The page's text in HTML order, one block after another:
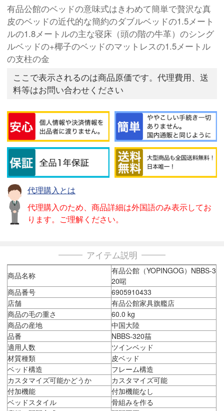
有品公館のベッドの意味式はきわめて簡単で贅沢な真
皮のベッドの近代的な簡約のダブルベッドの1.5メート
ルの1.8メートルの主な寝床（頭の階の牛革）のシング
ルベッドの+椰子のベッドのマットレスの1.5メートル
の支柱の金
ここで表示されるのは商品原価です。代理費用、送
料等はお問い合わせください
代理購入とは
代理購入のため、商品詳細は外国語のみ表示してお
ります。ご理解ください。
アイテム説明
商品名称
有品公館（YOPINGOG）NBBS-3
20啱
商品番号
6905910433
店舗
有品公館家具旗艦店
商品の毛の重さ
60.0 kg
商品の産地
中国大陸
品番
NBBS-320菗
適用人数
ツインベッド
材質種類
皮ベッド
ベッド構造
フレーム構造
カスタマイズ可能かどうか
カスタマイズ可能
付加機能
付加機能なし
ベッドスタイル
骨組みを作る